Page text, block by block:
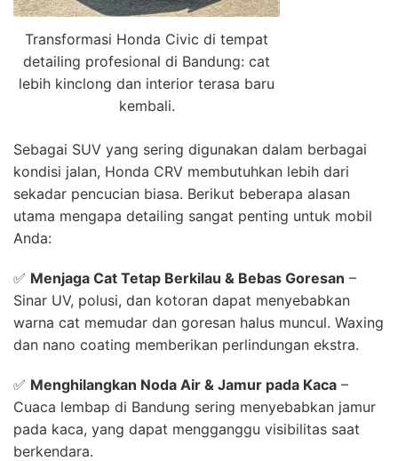
Transformasi Honda Civic di tempat
detailing profesional di Bandung: cat
lebih kinclong dan interior terasa baru
kembali.
Sebagai SUV yang sering digunakan dalam berbagai
kondisi jalan, Honda CRV membutuhkan lebih dari
sekadar pencucian biasa. Berikut beberapa alasan
utama mengapa detailing sangat penting untuk mobil
Anda:
✅ Menjaga Cat Tetap Berkilau & Bebas Goresan –
Sinar UV, polusi, dan kotoran dapat menyebabkan
warna cat memudar dan goresan halus muncul. Waxing
dan nano coating memberikan perlindungan ekstra.
✅ Menghilangkan Noda Air & Jamur pada Kaca –
Cuaca lembap di Bandung sering menyebabkan jamur
pada kaca, yang dapat mengganggu visibilitas saat
berkendara.